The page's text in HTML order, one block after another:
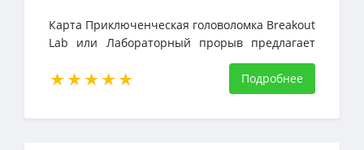
Карта Приключенческая головоломка Breakout
Lab или Лабораторный прорыв предлагает
интересный геймплей и атмосферу
Подробнее